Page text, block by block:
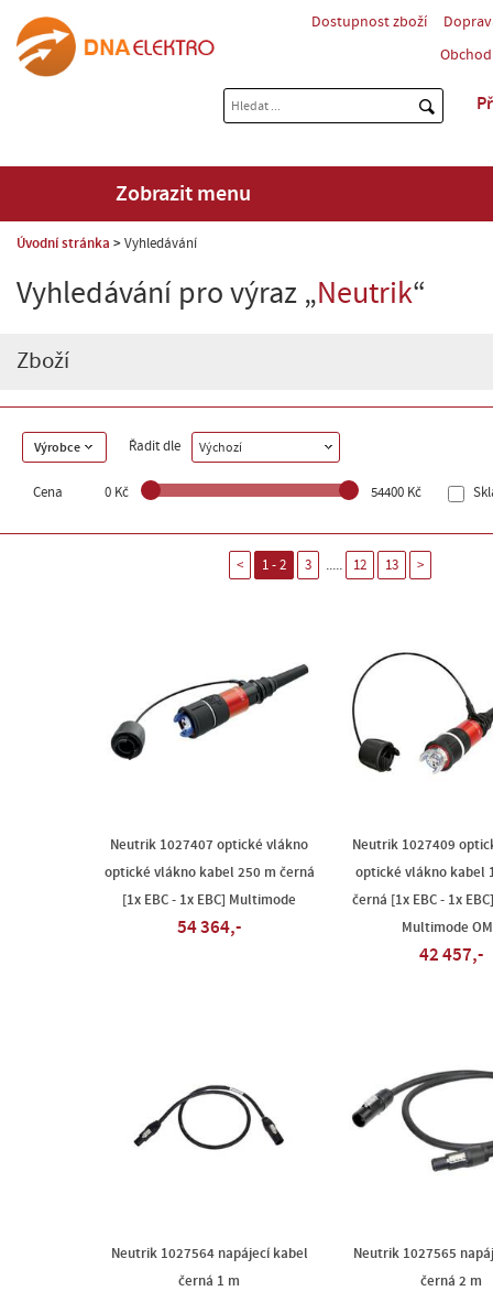
Dostupnost zboží
Zobrazit menu
Úvodní stránka Vyhledávání
Vyhledávání pro výraz „Neutrik“
Zboží
Výrobce Řadit dle Výchozí
Cena 0 Kč 54400 Kč
< 1 - 2 3 ..... 12 13 >
Neutrik 1027407 optické vlákno
optické vlákno kabel 250 m černá
[1x EBC - 1x EBC] Multimode
54 364,-
Neutrik 1027409
optické vlákno kabel
černá [1x EBC - 1x
Multimode
42 457,-
Neutrik 1027564 napájecí kabel
černá 1 m
Neutrik 1027565
černá 2 m